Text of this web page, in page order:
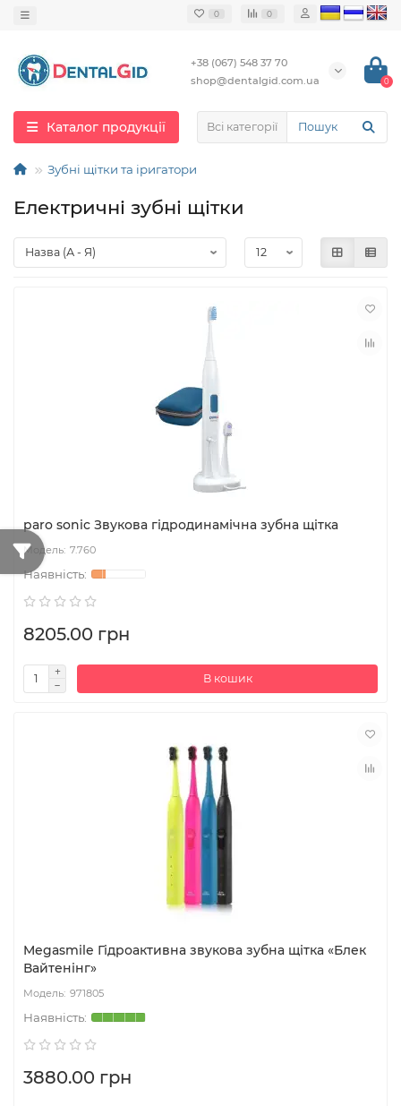
0 0
+38 (067) 548 37 70
shop@dentalgid.com.ua
0
Каталог продукції Всі категорії
Зубні щітки та іригатори
Електричні зубні щітки
paro sonic Звукова гідродинамічна зубна щітка
7.760
8205.00 грн
В кошик
Megasmile Гідроактивна звукова зубна щітка «Блек
Вайтенінг»
971805
3880.00 грн